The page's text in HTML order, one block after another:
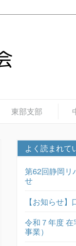
東部支部
よく読まれて
第62回静岡リ
せ
【お知らせ
令和７年度
事業）